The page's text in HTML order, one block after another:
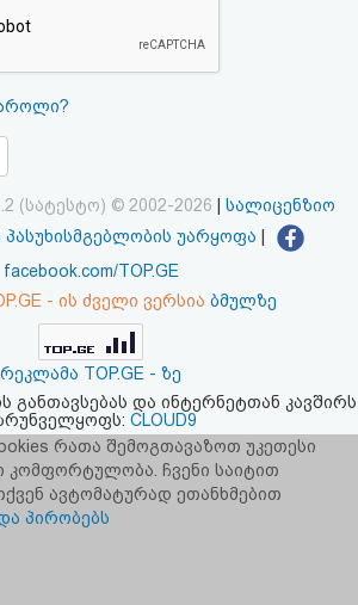
(სატესტო) © 2002-2026
სალიცენზიო
პასუხისმგებლობის უარყოფა
facebook.com/TOP.GE
- ის ძველი ვერსია ბმულზე
რეკლამა TOP.GE - ზე
განთავსებას და ინტერნეტთან კავშირს
CLOUD9
რათა შემოგთავაზოთ უკეთესი
კომფორტულობა. ჩვენი საიტით
ავტომატურად ეთანხმებით
პირობებს